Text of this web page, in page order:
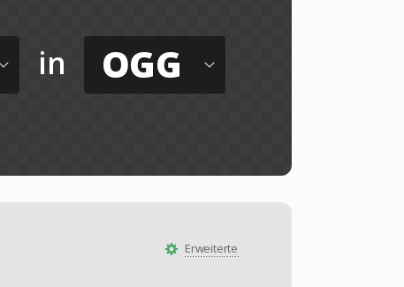
in OGG
Erweiterte